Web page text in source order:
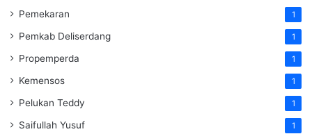
Pemekaran 1
Pemkab Deliserdang 1
Propemperda 1
Kemensos 1
Pelukan Teddy 1
Saifullah Yusuf 1